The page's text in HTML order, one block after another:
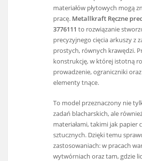
materiałów płytowych mogą
pracę. Metallkraft Ręczne
3776111 to rozwiązanie
precyzyjnego cięcia arkuszy z
prostych, równych krawędzi.
konstrukcję, w której istotną
prowadzenie, ograniczniki
elementy tnące.
To model przeznaczony nie
zadań blacharskich, ale
materiałami, takimi jak papier
sztucznych. Dzięki temu
zastosowaniach: w pracach
wytwórniach oraz tam, gdzie